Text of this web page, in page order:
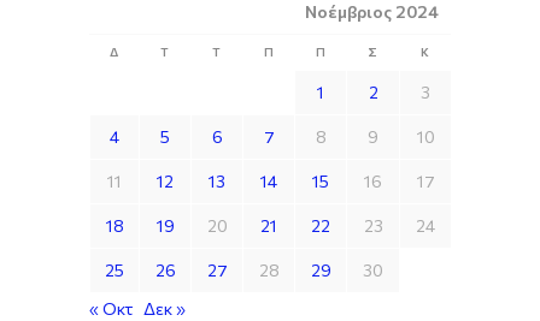
Νοέμβριος 2024
Δ Τ Τ Π Π Σ Κ
1 2 3
4 5 6 7 8 9 10
11 12 13 14 15 16 17
18 19 20 21 22 23 24
25 26 27 28 29
30
« Οκτ Δεκ »